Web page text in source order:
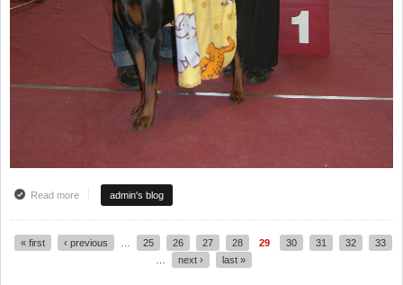
Read moreabout SUPER REZULTATAI PANEVĖŽIO CAC PARODOJE !!!!
admin's blog
« first ‹ previous … 25 26 27 28 29 30 31 32
33
…
next › last »